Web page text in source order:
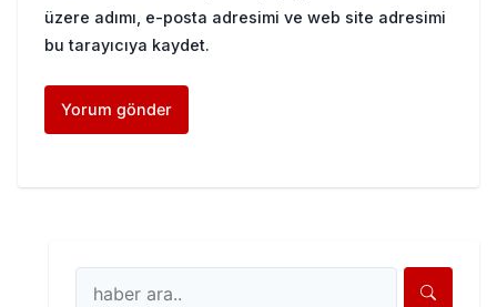
üzere adımı, e-posta adresimi ve web site adresimi
bu tarayıcıya kaydet.